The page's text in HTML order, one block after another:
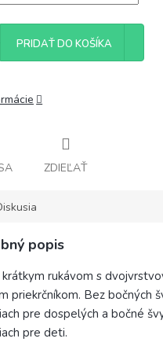
PRIDAŤ DO KOŠÍKA
ZDIEĽAŤ
popis
krátkym rukávom s
priekrčníkom. Bez bočných
pre dospelých a bočné
pre deti.